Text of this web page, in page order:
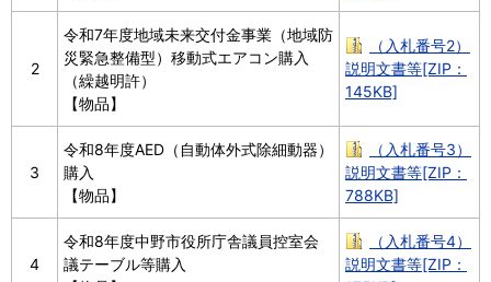
2
令和7年度地域未来交付金事業（地域防
災緊急整備型）移動式エアコン購入
（繰越明許）
【物品】
（入札番号2）
説明文書等[ZIP：
145KB]
3
令和8年度AED（自動体外式除細動器）
購入
【物品】
（入札番号3）
説明文書等[ZIP：
788KB]
4
令和8年度中野市役所庁舎議員控室会
議テーブル等購入
（入札番号4）
説明文書等[ZIP：